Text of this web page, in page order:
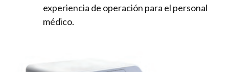
experiencia de operación para el personal
médico.